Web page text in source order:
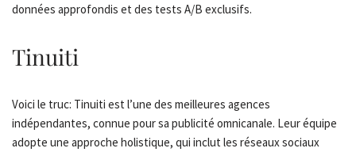
données approfondis et des tests A/B exclusifs.
Tinuiti
Voici le truc: Tinuiti est l’une des meilleures agences
indépendantes, connue pour sa publicité omnicanale. Leur équipe
adopte une approche holistique, qui inclut les réseaux sociaux